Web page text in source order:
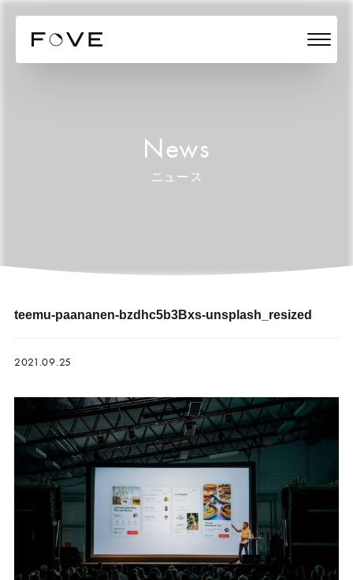
News
ニュース
teemu-paananen-bzdhc5b3Bxs-unsplash_resized
2021.09.25